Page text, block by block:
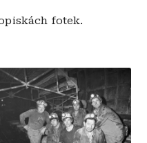
fotek.